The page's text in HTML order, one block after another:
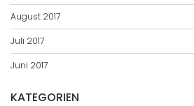
August 2017
Juli 2017
Juni 2017
KATEGORIEN